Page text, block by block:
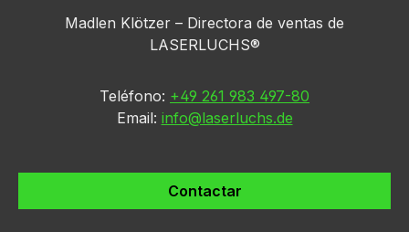
Madlen Klötzer – Directora de ventas de
LASERLUCHS®
Teléfono: +49 261 983 497-80
Email: info@laserluchs.de
Contactar